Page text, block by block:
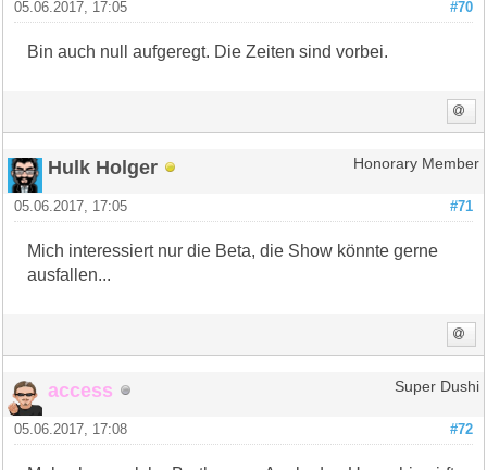
#70
05.06.2017, 17:05
Bin auch null aufgeregt. Die Zeiten sind vorbei.
Hulk Holger Honorary Member
#71
05.06.2017, 17:05
Mich interessiert nur die Beta, die Show könnte gerne
ausfallen...
access Super Dushi
#72
05.06.2017, 17:08